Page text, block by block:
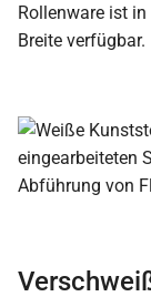
Rollenware ist
Breite verfügbar.